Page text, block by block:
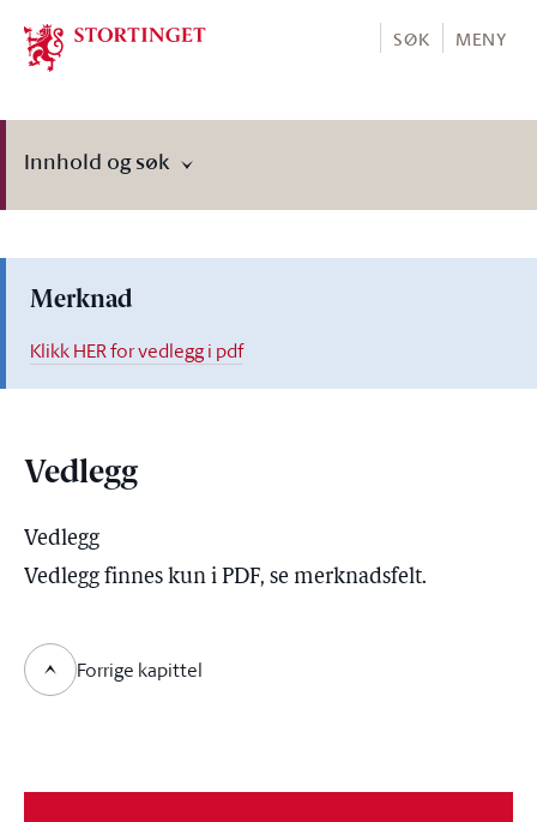
Stortinget.no
SØK MENY
Innhold og søk
Merknad
Klikk HER for vedlegg i pdf
Vedlegg
Vedlegg
Vedlegg finnes kun i PDF, se merknadsfelt.
Forrige kapittel